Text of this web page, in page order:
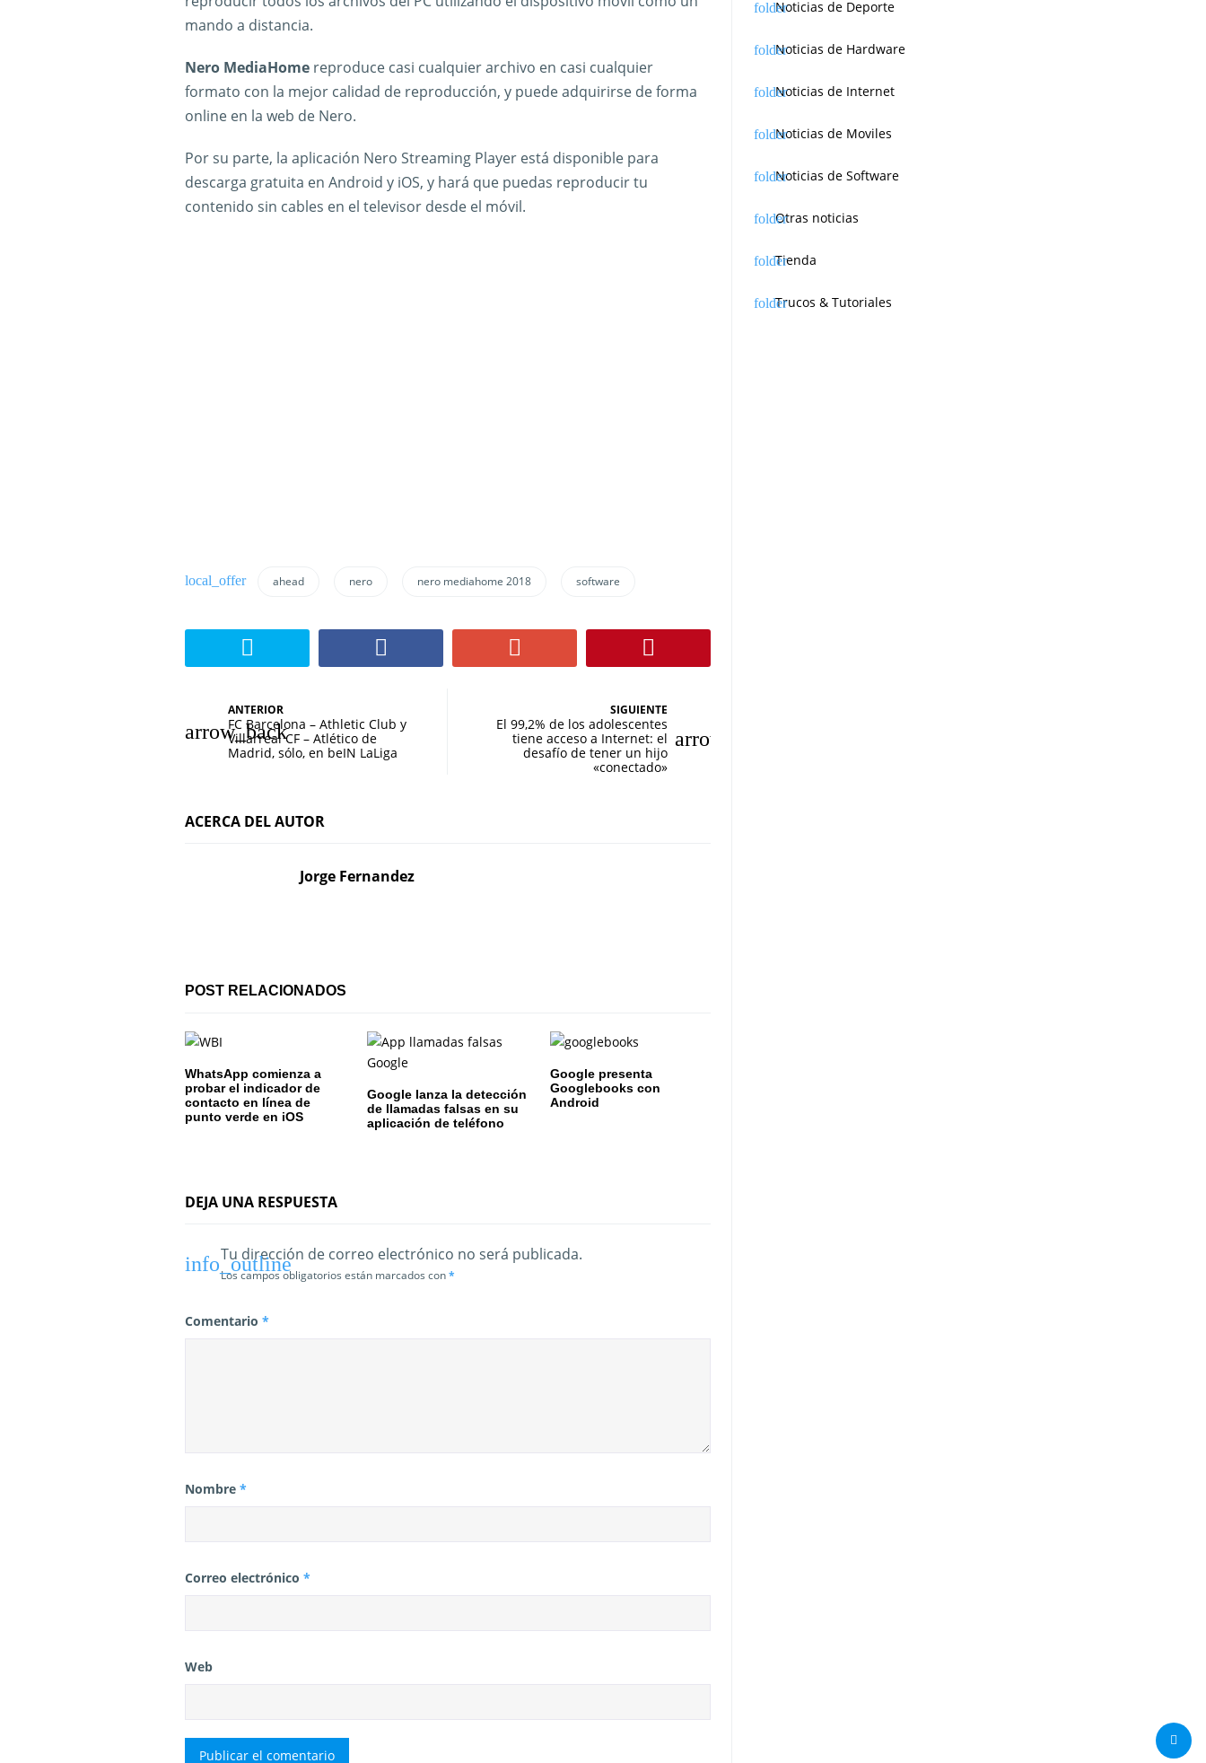
mando a distancia.
Nero MediaHome reproduce casi cualquier archivo en casi cualquier
formato con la mejor calidad de reproducción, y puede adquirirse de forma
online en la web de Nero.
Por su parte, la aplicación Nero Streaming Player está disponible para
descarga gratuita en Android y iOS, y hará que puedas reproducir tu
contenido sin cables en el televisor desde el móvil.
ahead nero nero mediahome 2018 software
a
e
ó
d
e
e
r
a
a
ANTERIOR
FC Barcelona – Athletic Club y
Villarreal CF – Atlético de
Madrid, sólo, en beIN LaLiga
SIGUIENTE
El 99,2% de los adolescentes
tiene acceso a Internet: el
desafío de tener un hijo
«conectado»
ACERCA DEL AUTOR
Jorge Fernandez
POST RELACIONADOS
WhatsApp comienza a
probar el indicador de
contacto en línea de
punto verde en iOS
Google lanza la detección
de llamadas falsas en su
aplicación de teléfono
Google presenta
Googlebooks con
Android
DEJA UNA RESPUESTA
Tu dirección de correo electrónico no será publicada.
Los campos obligatorios están marcados con*
Comentario *
Nombre *
Correo electrónico *
Web
Noticias de Deporte
Noticias de Hardware
Noticias de Internet
Noticias de Moviles
Noticias de Software
Otras noticias
Tienda
Trucos & Tutoriales